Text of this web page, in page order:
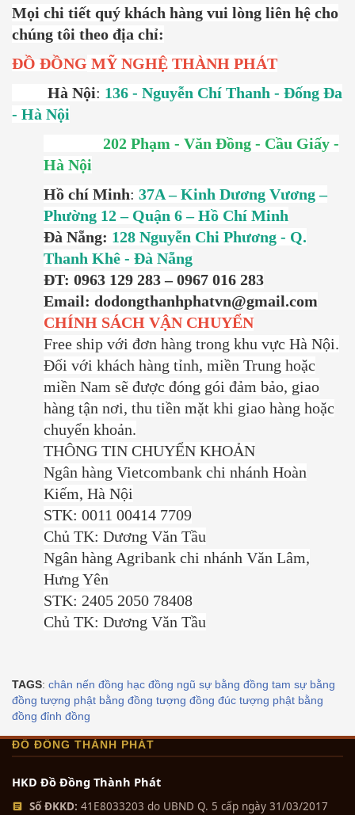
Mọi chi tiết quý khách hàng vui lòng liên hệ cho
chúng tôi theo địa chỉ:
ĐỒ ĐỒNG MỸ NGHỆ THÀNH PHÁT
Hà Nội: 136 - Nguyễn Chí Thanh - Đống Đa
- Hà Nội
202 Phạm - Văn Đồng - Cầu Giấy -
Hà Nội
Hồ chí Minh: 37A – Kinh Dương Vương –
Phường 12 – Quận 6 – Hồ Chí Minh
Đà Nẵng: 128 Nguyễn Chi Phương - Q.
Thanh Khê - Đà Nẵng
ĐT: 0963 129 283 – 0967 016 283
Email: dodongthanhphatvn@gmail.com
CHÍNH SÁCH VẬN CHUYỂN
Free ship với đơn hàng trong khu vực Hà Nội.
Đối với khách hàng tỉnh, miền Trung hoặc
miền Nam sẽ được đóng gói đảm bảo, giao
hàng tận nơi, thu tiền mặt khi giao hàng hoặc
chuyển khoản.
THÔNG TIN CHUYỂN KHOẢN
Ngân hàng Vietcombank chi nhánh Hoàn
Kiếm, Hà Nội
STK: 0011 00414 7709
Chủ TK: Dương Văn Tầu
Ngân hàng Agribank chi nhánh Văn Lâm,
Hưng Yên
STK: 2405 2050 78408
Chủ TK: Dương Văn Tầu
TAGS: chân nến đồng hạc đồng ngũ sự bằng đồng tam sự bằng
đồng tượng phật bằng đồng tượng đồng đúc tượng phật bằng
đồng đỉnh đồng
ĐỒ ĐỒNG THÀNH PHÁT
HKD Đồ Đồng Thành Phát
Số ĐKKD: 41E8033203 do UBND Q. 5 cấp ngày 31/03/2017